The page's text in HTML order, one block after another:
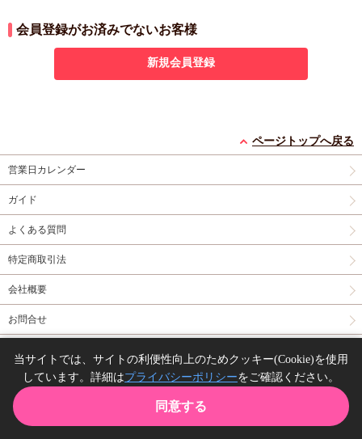
会員登録がお済みでないお客様
新規会員登録
ページトップへ戻る
営業日カレンダー
ガイド
よくある質問
特定商取引法
会社概要
お問合せ
Copyright(C) comicomi studio. All right reserved.
当サイトでは、サイトの利便性向上のためクッキー(Cookie)を使用
しています。詳細はプライバシーポリシーをご確認ください。
同意する